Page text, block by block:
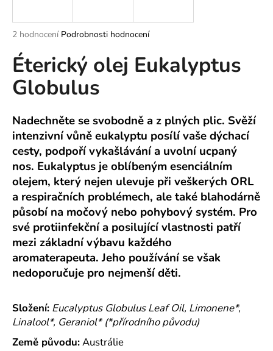
Průměrné
produktu
je
5,0
z
hvězdiček.
2 hodnocení Podrobnosti hodnocení
Éterický olej Eukalyptus
Globulus
Nadechněte se svobodně a z plných plic. Svěží
intenzivní vůně eukalyptu posílí vaše dýchací
cesty, podpoří vykašlávání a uvolní ucpaný
nos. Eukalyptus je oblíbeným esenciálním
olejem, který nejen ulevuje při veškerých ORL
a respiračních problémech, ale také blahodárně
působí na močový nebo pohybový systém. Pro
své protiinfekční a posilující vlastnosti patří
mezi základní výbavu každého
aromaterapeuta. Jeho používání se však
nedoporučuje pro nejmenší děti.
Složení: Eucalyptus Globulus Leaf Oil, Limonene*,
Linalool*, Geraniol* (*přírodního původu)
Země původu:Austrálie
j
t
?
HLEDAT
D
o
p
o
r
u
č
j
e
m
e